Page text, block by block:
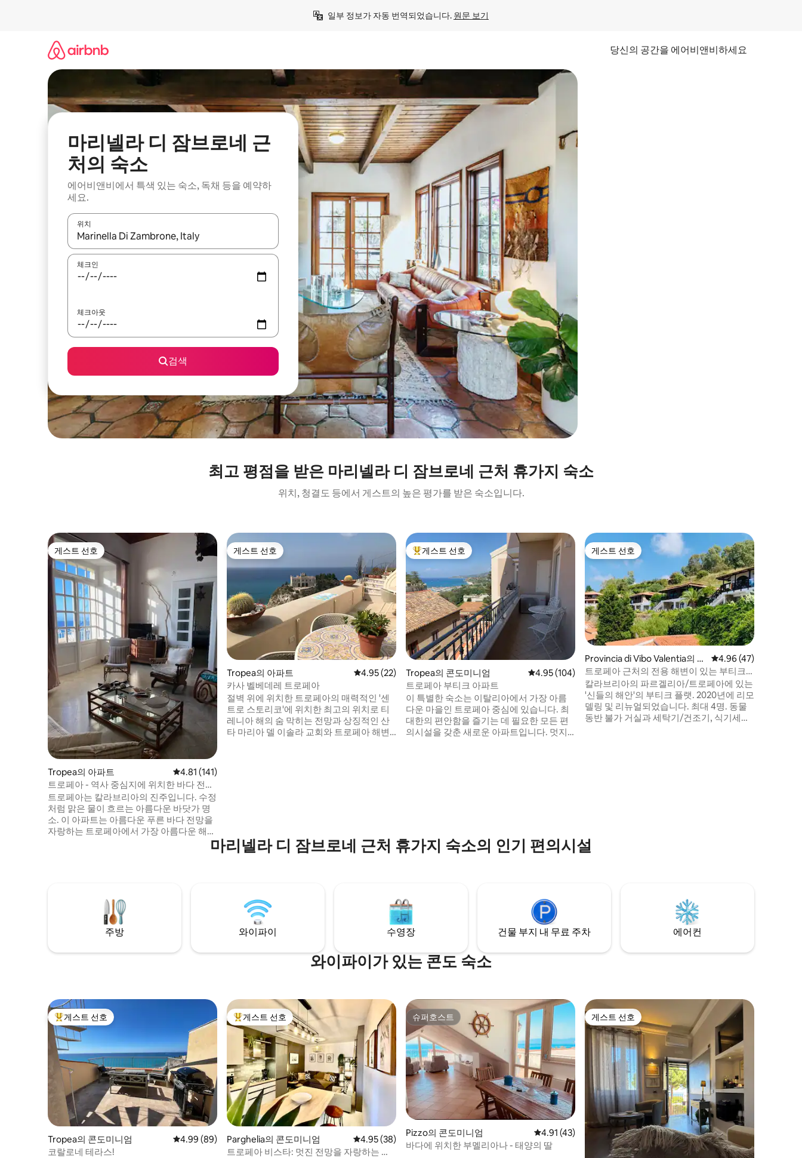
일부 정보가 자동 번역되었습니다. 원문 보기
당신의 공간을 에어비앤비하세요
마리넬라 디 잠브로네 근
처의 숙소
에어비앤비에서 특색 있는 숙소, 독채 등을 예약하
세요.
위치
결과가 나오면 위·아래 화살표 키를 사용하거나 터치 또는 스와이프 동작으로 탐색하세요.
체크인
체크아웃
검색
최고 평점을 받은 마리넬라 디 잠브로네 근처 휴가지 숙소
위치, 청결도 등에서 게스트의 높은 평가를 받은 숙소입니다.
게스트 선호
게스트 선호
Tropea의 아파트 평점 4.81점(5점 만점), 후기 141개
4.81 (141)
트로페아 - 역사 중심지에 위치한 바다 전망
의 아파트
트로페아는 칼라브리아의 진주입니다. 수정
처럼 맑은 물이 흐르는 아름다운 바닷가 명
소. 이 아파트는 아름다운 푸른 바다 전망을
자랑하는 트로페아에서 가장 아름다운 해변
아서 저희 숙소가 마음에 드실 거예요. 저희
집은 커플, (아이 동반) 가족, 단체에 적합합
게스트 선호
게스트 선호
Tropea의 아파트 평점 4.95점(5점 만점), 후기 22개
4.95 (22)
카사 벨베데레 트로페아
절벽 위에 위치한 트로페아의 매력적인 '센
트로 스토리코'에 위치한 최고의 위치로 티
레니아 해의 숨 막히는 전망과 상징적인 산
타 마리아 델 이솔라 교회와 트로페아 해변,
상위 게스트 선호
게스트 선호
Tropea의 콘도미니엄 평점 4.95점(5점 만점), 후기 104개
4.95 (104)
트로페아 부티크 아파트
이 특별한 숙소는 이탈리아에서 가장 아름
다운 마을인 트로페아 중심에 있습니다. 최
대한의 편안함을 즐기는 데 필요한 모든 편
의시설을 갖춘 새로운 아파트입니다. 멋지
게스트 선호
게스트 선호
Provincia di Vibo Valentia의 아
파트
평점 4.96점(5점 만점
4.96 (47)
트로페아 근처의 전용 해변이 있는 부티크
아파트
칼라브리아의 파르겔리아/트로페아에 있는
'신들의 해안'의 부티크 플랫. 2020년에 리모
델링 및 리뉴얼되었습니다. 최대 4명. 동물
동반 불가 거실과 세탁기/건조기, 식기세척
마리넬라 디 잠브로네 근처 휴가지 숙소의 인기 편의시설
주방 와이파이 수영장 건물 부지 내 무료 주차 에어컨
와이파이가 있는 콘도 숙소
상위 게스트 선호
게스트 선호
Tropea의 콘도미니엄 평점 4.99점(5점 만점), 후기 89개
4.99 (89)
코랄로네 테라스!
상위 게스트 선호
게스트 선호
Parghelia의 콘도미니엄 평점 4.95점(5점 만점), 후기 38개
4.95 (38)
트로페아 비스타: 멋진 전망을 자랑하는 세
슈퍼호스트
슈퍼호스트
Pizzo의 콘도미니엄 평점 4.91점(5점 만점), 후기 43개
4.91 (43)
바다에 위치한 부멜리아나 - 태양의 딸
게스트 선호
게스트 선호